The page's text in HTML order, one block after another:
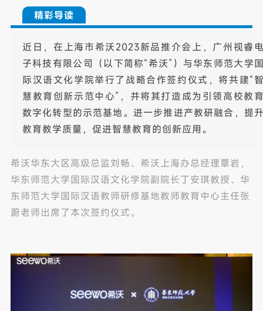
精彩导读
近日，在上海市希沃2023新品推介会上，广州视睿
子科技有限公司（以下简称“希沃”）与华东师范大学
际汉语文化学院举行了战略合作签约仪式，将共建“
慧教育创新示范中心”，并将其打造成为引领高校教
数字化转型的示范基地。进一步推进产教研融合，提
教育教学质量，促进智慧教育的创新应用。
希沃华东大区高级总监刘畅、希沃上海办总经理覃岩，
华东师范大学国际汉语文化学院副院长丁安琪教授、华
东师范大学国际汉语教师研修基地教师教育中心主任张
蔚老师出席了本次签约仪式。